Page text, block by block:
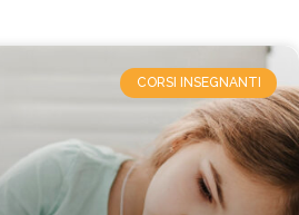
CORSI INSEGNANTI